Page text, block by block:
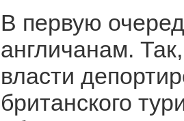
В первую
англичанам.
власти
британского